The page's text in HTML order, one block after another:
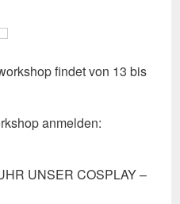
findet von 13 bis
anmelden:
UNSER COSPLAY –